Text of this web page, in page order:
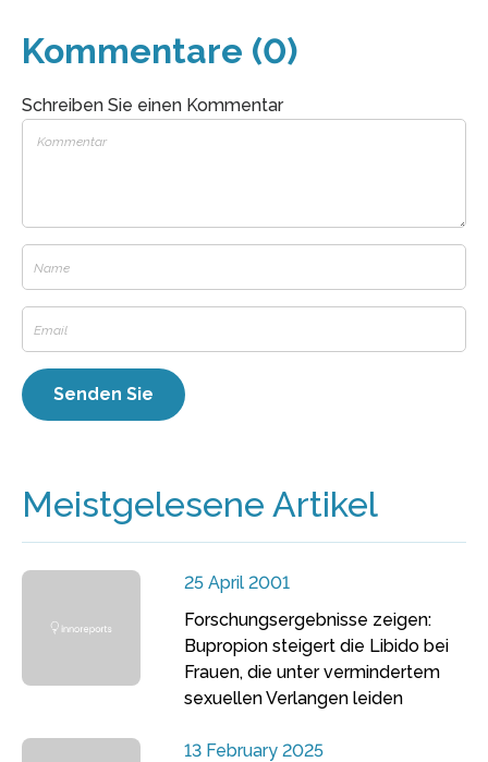
Kommentare (0)
Schreiben Sie einen Kommentar
Meistgelesene Artikel
25 April 2001
Forschungsergebnisse zeigen:
Bupropion steigert die Libido bei
Frauen, die unter vermindertem
sexuellen Verlangen leiden
13 February 2025